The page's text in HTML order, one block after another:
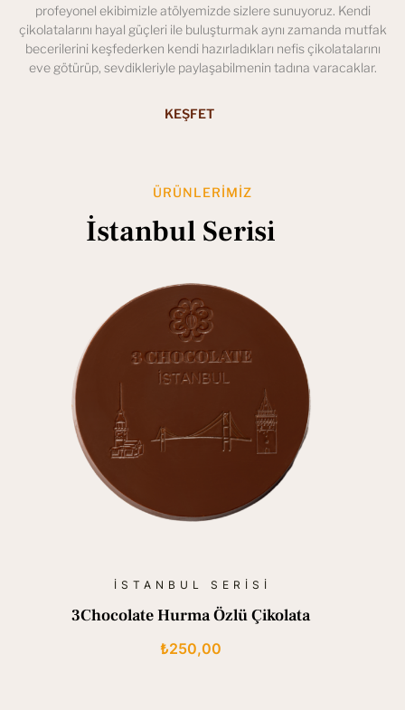
profeyonel ekibimizle atölyemizde sizlere sunuyoruz. Kendi
çikolatalarını hayal güçleri ile buluşturmak aynı zamanda mutfak
becerilerini keşfederken kendi hazırladıkları nefis çikolatalarını
eve götürüp, sevdikleriyle paylaşabilmenin tadına varacaklar.
KEŞFET
ÜRÜNLERIMIZ
İstanbul Serisi
İSTANBUL SERISI
3Chocolate Hurma Özlü Çikolata
₺250,00